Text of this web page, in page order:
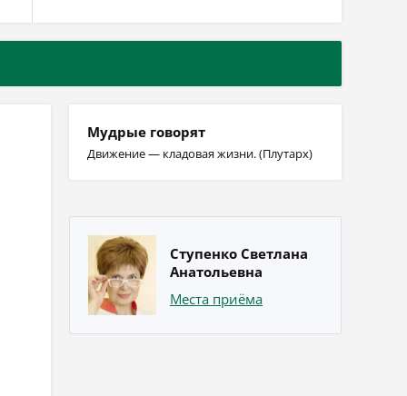
Мудрые говорят
Движение — кладовая жизни. (Плутарх)
Ступенко Светлана
Анатольевна
Места приёма